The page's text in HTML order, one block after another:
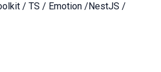
/ TS / Emotion /NestJS /